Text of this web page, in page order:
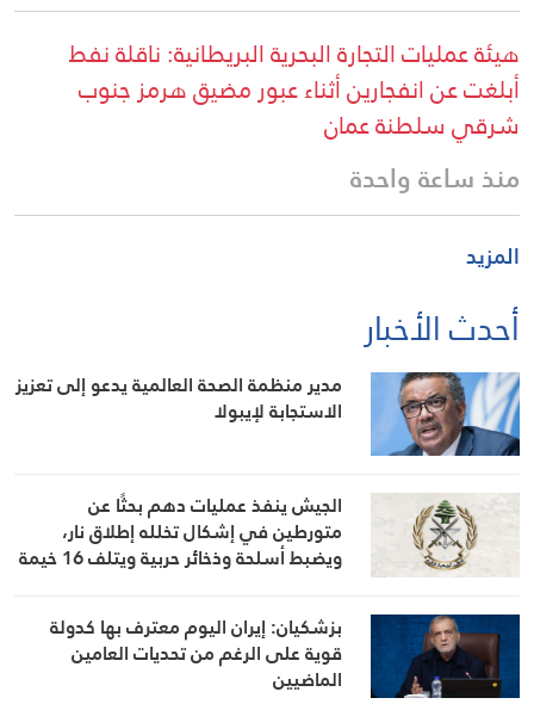
هيئة عمليات التجارة البحرية البريطانية: ناقلة نفط
أبلغت عن انفجارين أثناء عبور مضيق هرمز جنوب
شرقي سلطنة عمان
منذ ساعة واحدة
المزيد
أحدث الأخبار
مدير منظمة الصحة العالمية يدعو إلى تعزيز
الاستجابة لإيبولا
الجيش ينفذ عمليات دهم بحثًا عن
متورطين في إشكال تخلله إطلاق نار،
ويضبط أسلحة وذخائر حربية ويتلف 16 خيمة
بزشكيان: إيران اليوم معترف بها كدولة
قوية على الرغم من تحديات العامين
الماضيين